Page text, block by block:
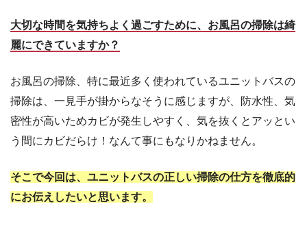
大切な時間を気持ちよく過ごすために、お風呂の掃除は綺
麗にできていますか？
お風呂の掃除、特に最近多く使われているユニットバスの
掃除は、一見手が掛からなそうに感じますが、防水性、気
密性が高いためカビが発生しやすく、気を抜くとアッとい
う間にカビだらけ！なんて事にもなりかねません。
そこで今回は、ユニットバスの正しい掃除の仕方を徹底的
にお伝えしたいと思います。